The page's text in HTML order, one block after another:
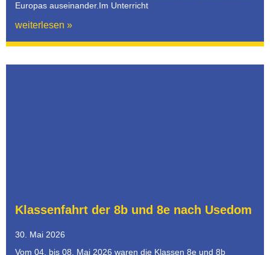
Europas auseinander.Im Unterricht
weiterlesen »
Klassenfahrt der 8b und 8e nach Usedom
30. Mai 2026
Vom 04. bis 08. Mai 2026 waren die Klassen 8e und 8b